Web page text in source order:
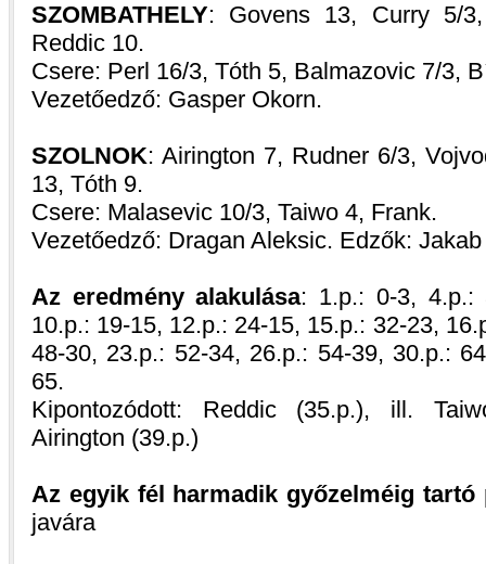
SZOMBATHELY: Govens 13, Curry 5/
Reddic 10.
Csere: Perl 16/3, Tóth 5, Balmazovic 7/3,
Vezetőedző: Gasper Okorn.
SZOLNOK: Airington 7, Rudner 6/3,
13, Tóth 9.
Csere: Malasevic 10/3, Taiwo 4, Frank.
Vezetőedző: Dragan Aleksic. Edzők:
Az eredmény alakulása: 1.p.: 0-3, 4.p.:
10.p.: 19-15, 12.p.: 24-15, 15.p.: 32-23,
48-30, 23.p.: 52-34, 26.p.: 54-39, 30.p.:
65.
Kipontozódott: Reddic (35.p.), ill.
Airington (39.p.)
Az egyik fél harmadik győzelméig tartó
javára